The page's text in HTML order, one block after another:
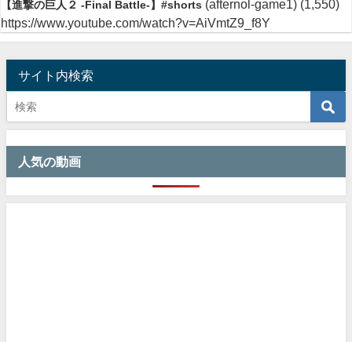
【進撃の巨人２ -Final Battle-】#shorts (afternol-game1) (1,550)
https://www.youtube.com/watch?v=AiVmtZ9_f8Y
サイト内検索
人気の動画